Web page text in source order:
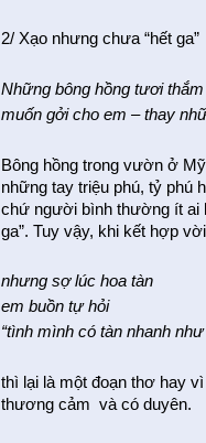
2/ Xạo nhưng chưa “hết ga”
Những bông hồng tươi
muốn gởi cho em – thay
Bông hồng trong vườn ở
những tay triệu phú, tỷ phú
chứ người bình thường ít ai
ga”. Tuy vậy, khi kết hợp
nhưng sợ lúc hoa tàn
em buồn tự hỏi
“tình mình có tàn nhanh như
thì lại là một đoạn thơ hay
thương cảm và có duyên.